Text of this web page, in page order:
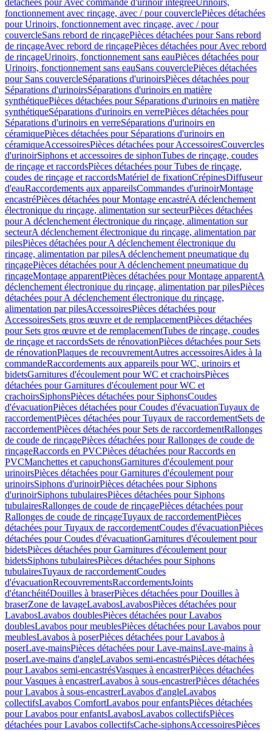
détachées pour Avec commande d'urinoir intégréeUrinoirs,
fonctionnement avec rinçage, avec / pour couverclePièces détachées
pour Urinoirs, fonctionnement avec rinçage, avec / pour
couvercleSans rebord de rinçagePièces détachées pour Sans rebord
de rinçageAvec rebord de rinçagePièces détachées pour Avec rebord
de rinçageUrinoirs, fonctionnement sans eauPièces détachées pour
Urinoirs, fonctionnement sans eauSans couverclePièces détachées
pour Sans couvercleSéparations d'urinoirsPièces détachées pour
Séparations d'urinoirsSéparations d'urinoirs en matière
synthétiquePièces détachées pour Séparations d'urinoirs en matière
synthétiqueSéparations d'urinoirs en verrePièces détachées pour
Séparations d'urinoirs en verreSéparations d'urinoirs en
céramiquePièces détachées pour Séparations d'urinoirs en
céramiqueAccessoiresPièces détachées pour AccessoiresCouvercles
d'urinoirSiphons et accessoires de siphonTubes de rinçage, coudes
de rinçage et raccordsPièces détachées pour Tubes de rinçage,
coudes de rinçage et raccordsMatériel de fixationCrépinesDiffuseur
d'eauRaccordements aux appareilsCommandes d'urinoirMontage
encastréPièces détachées pour Montage encastréA déclenchement
électronique du rinçage, alimentation sur secteurPièces détachées
pour A déclenchement électronique du rinçage, alimentation sur
secteurA déclenchement électronique du rinçage, alimentation par
pilesPièces détachées pour A déclenchement électronique du
rinçage, alimentation par pilesA déclenchement pneumatique du
rinçagePièces détachées pour A déclenchement pneumatique du
rinçageMontage apparentPièces détachées pour Montage apparentA
déclenchement électronique du rinçage, alimentation par pilesPièces
détachées pour A déclenchement électronique du rinçage,
alimentation par pilesAccessoiresPièces détachées pour
AccessoiresSets gros œuvre et de remplacementPièces détachées
pour Sets gros œuvre et de remplacementTubes de rinçage, coudes
de rinçage et raccordsSets de rénovationPièces détachées pour Sets
de rénovationPlaques de recouvrementAutres accessoiresAides à la
commandeRaccordements aux appareils pour WC, urinoirs et
bidetsGarnitures d'écoulement pour WC et crachoirsPièces
détachées pour Garnitures d'écoulement pour WC et
crachoirsSiphonsPièces détachées pour SiphonsCoudes
d'évacuationPièces détachées pour Coudes d'évacuationTuyaux de
raccordementPièces détachées pour Tuyaux de raccordementSets de
raccordementPièces détachées pour Sets de raccordementRallonges
de coude de rinçagePièces détachées pour Rallonges de coude de
rinçageRaccords en PVCPièces détachées pour Raccords en
PVCManchettes et capuchonsGarnitures d'écoulement pour
urinoirsPièces détachées pour Garnitures d'écoulement pour
urinoirsSiphons d'urinoirPièces détachées pour Siphons
d'urinoirSiphons tubulairesPièces détachées pour Siphons
tubulairesRallonges de coude de rinçagePièces détachées pour
Rallonges de coude de rinçageTuyaux de raccordementPièces
détachées pour Tuyaux de raccordementCoudes d'évacuationPièces
détachées pour Coudes d'évacuationGarnitures d'écoulement pour
bidetsPièces détachées pour Garnitures d'écoulement pour
bidetsSiphons tubulairesPièces détachées pour Siphons
tubulairesTuyaux de raccordementCoudes
d'évacuationRecouvrementsRaccordementsJoints
d'étanchéitéDouilles à braserPièces détachées pour Douilles à
braserZone de lavageLavabosLavabosPièces détachées pour
LavabosLavabos doublesPièces détachées pour Lavabos
doublesLavabos pour meublesPièces détachées pour Lavabos pour
meublesLavabos à poserPièces détachées pour Lavabos à
poserLave-mainsPièces détachées pour Lave-mainsLave-mains à
poserLave-mains d'angleLavabos semi-encastrésPièces détachées
pour Lavabos semi-encastrésVasques à encastrerPièces détachées
pour Vasques à encastrerLavabos à sous-encastrerPièces détachées
pour Lavabos à sous-encastrerLavabos d'angleLavabos
collectifsLavabos ComfortLavabos pour enfantsPièces détachées
pour Lavabos pour enfantsLavabosLavabos collectifsPièces
détachées pour Lavabos collectifsCache-siphonsAccessoiresPièces